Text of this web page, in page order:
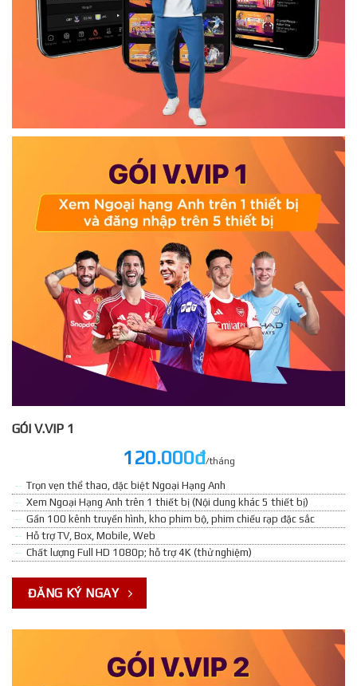
GÓI V.VIP 1
120.000đ/tháng
Trọn vẹn thể thao, đặc biệt Ngoại Hạng Anh
Xem Ngoại Hạng Anh trên 1 thiết bị (Nội dung khác 5 thiết bị)
Gần 100 kênh truyền hình, kho phim bộ, phim chiếu rạp đặc sắc
Hỗ trợ TV, Box, Mobile, Web
Chất lượng Full HD 1080p; hỗ trợ 4K (thử nghiệm)
ĐĂNG KÝ NGAY